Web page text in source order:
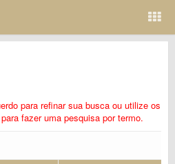
para refinar sua busca ou utilize os
fazer uma pesquisa por termo.